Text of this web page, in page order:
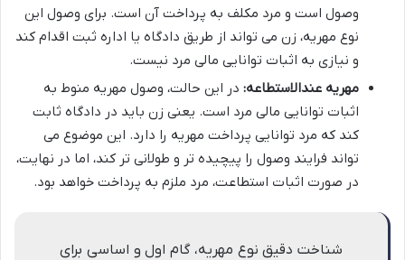
وصول است و مرد مکلف به پرداخت آن است. برای وصول این
نوع مهریه، زن می تواند از طریق دادگاه یا اداره ثبت اقدام کند
و نیازی به اثبات توانایی مالی مرد نیست.
مهریه عندالاستطاعه: در این حالت، وصول مهریه منوط به
اثبات توانایی مالی مرد است. یعنی زن باید در دادگاه ثابت
کند که مرد توانایی پرداخت مهریه را دارد. این موضوع می
تواند فرایند وصول را پیچیده تر و طولانی تر کند، اما در نهایت،
در صورت اثبات استطاعت، مرد ملزم به پرداخت خواهد بود.
شناخت دقیق نوع مهریه، گام اول و اساسی برای